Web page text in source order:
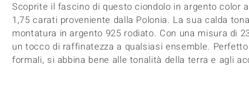
Scoprite il fascino di questo ciondolo in argento color
1,75 carati proveniente dalla Polonia. La sua calda
montatura in argento 925 rodiato. Con una misura di
un tocco di raffinatezza a qualsiasi ensemble.
formali, si abbina bene alle tonalità della terra e agli